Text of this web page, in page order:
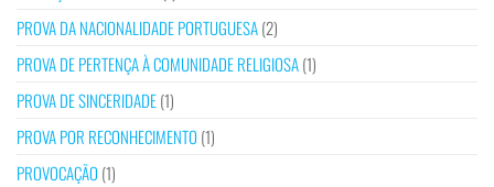
PROVA DA NACIONALIDADE PORTUGUESA(2)
PROVA DE PERTENÇA À COMUNIDADE RELIGIOSA(1)
PROVA DE SINCERIDADE(1)
PROVA POR RECONHECIMENTO (1)
PROVOCAÇÃO (1)